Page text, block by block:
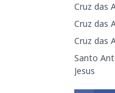
Cruz das
Cruz das
Cruz das
Santo
Jesus